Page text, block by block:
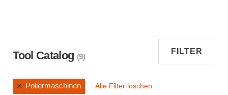
Tool Catalog (9)
FILTER
Poliermaschinen Alle Filter löschen